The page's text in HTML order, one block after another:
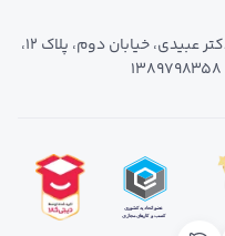
تهران، محله شهرک استقلال، خیابان دکتر عبیدی، خیابان دوم، پلاک 12،